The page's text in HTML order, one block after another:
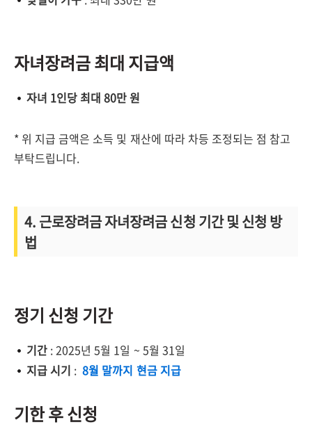
자녀장려금 최대 지급액
자녀 1인당 최대 80만 원
* 위 지급 금액은 소득 및 재산에 따라 차등 조정되는 점 참고
부탁드립니다.
4. 근로장려금 자녀장려금 신청 기간 및 신청 방
법
정기 신청 기간
기간 : 2025년 5월 1일 ~ 5월 31일
지급 시기 :8월 말까지 현금 지급
기한 후 신청